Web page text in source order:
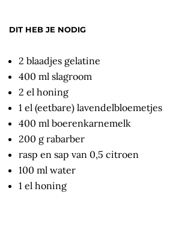
DIT HEB JE NODIG
2 blaadjes gelatine
400 ml slagroom
2 el honing
1 el (eetbare) lavendelbloemetjes
400 ml boerenkarnemelk
200 g rabarber
rasp en sap van 0,5 citroen
100 ml water
1 el honing